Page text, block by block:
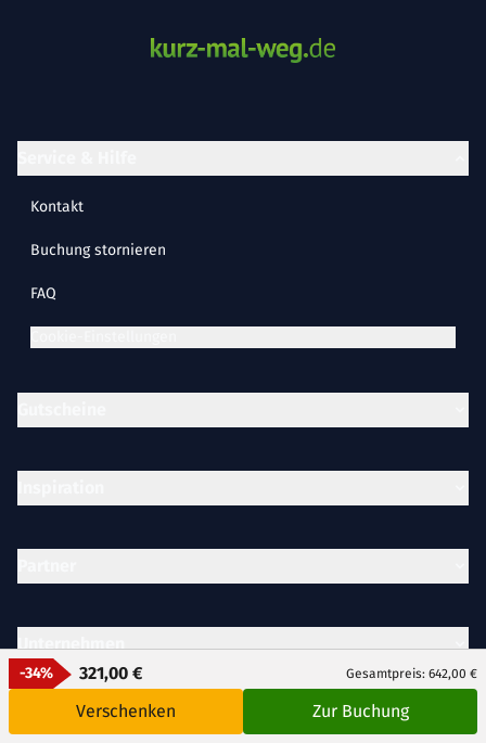
-34% 321,00 € Gesamtpreis: 642,00 €
Verschenken Zur Buchung
Kontakt
Buchung stornieren
FAQ
Unternehmen
Rechtliches